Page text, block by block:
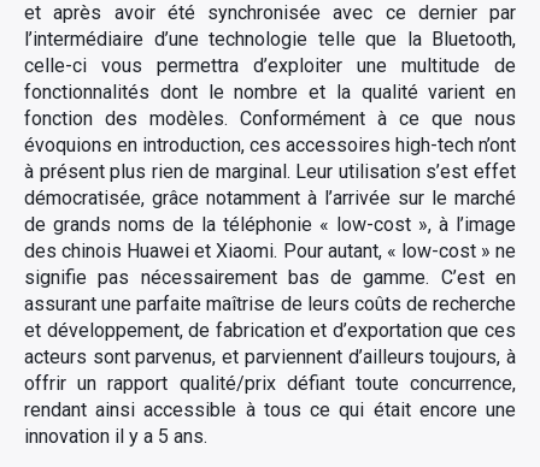
et après avoir été synchronisée avec ce dernier par
l’intermédiaire d’une technologie telle que la Bluetooth,
celle-ci vous permettra d’exploiter une multitude de
fonctionnalités dont le nombre et la qualité varient en
fonction des modèles. Conformément à ce que nous
évoquions en introduction, ces accessoires high-tech n’ont
à présent plus rien de marginal. Leur utilisation s’est effet
démocratisée, grâce notamment à l’arrivée sur le marché
de grands noms de la téléphonie « low-cost », à l’image
des chinois Huawei et Xiaomi. Pour autant, « low-cost » ne
signifie pas nécessairement bas de gamme. C’est en
assurant une parfaite maîtrise de leurs coûts de recherche
et développement, de fabrication et d’exportation que ces
acteurs sont parvenus, et parviennent d’ailleurs toujours, à
offrir un rapport qualité/prix défiant toute concurrence,
rendant ainsi accessible à tous ce qui était encore une
innovation il y a 5 ans.